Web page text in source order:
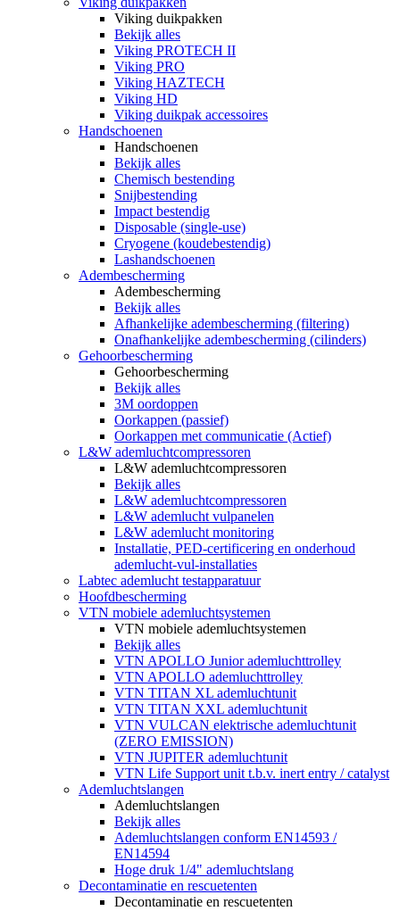
Viking duikpakken
Bekijk alles
Viking PROTECH II
Viking PRO
Viking HAZTECH
Viking HD
Viking duikpak accessoires
Handschoenen
Handschoenen
Bekijk alles
Chemisch bestending
Snijbestending
Impact bestendig
Disposable (single-use)
Cryogene (koudebestendig)
Lashandschoenen
Adembescherming
Adembescherming
Bekijk alles
Afhankelijke adembescherming (filtering)
Onafhankelijke adembescherming (cilinders)
Gehoorbescherming
Gehoorbescherming
Bekijk alles
3M oordoppen
Oorkappen (passief)
Oorkappen met communicatie (Actief)
L&W ademluchtcompressoren
L&W ademluchtcompressoren
Bekijk alles
L&W ademluchtcompressoren
L&W ademlucht vulpanelen
L&W ademlucht monitoring
Installatie, PED-certificering en onderhoud
ademlucht-vul-installaties
Labtec ademlucht testapparatuur
Hoofdbescherming
VTN mobiele ademluchtsystemen
VTN mobiele ademluchtsystemen
Bekijk alles
VTN APOLLO Junior ademluchttrolley
VTN APOLLO ademluchttrolley
VTN TITAN XL ademluchtunit
VTN TITAN XXL ademluchtunit
VTN VULCAN elektrische ademluchtunit
(ZERO EMISSION)
VTN JUPITER ademluchtunit
VTN Life Support unit t.b.v. inert entry / catalyst
Ademluchtslangen
Ademluchtslangen
Bekijk alles
Ademluchtslangen conform EN14593 /
EN14594
Hoge druk 1/4" ademluchtslang
Decontaminatie en rescuetenten
Decontaminatie en rescuetenten